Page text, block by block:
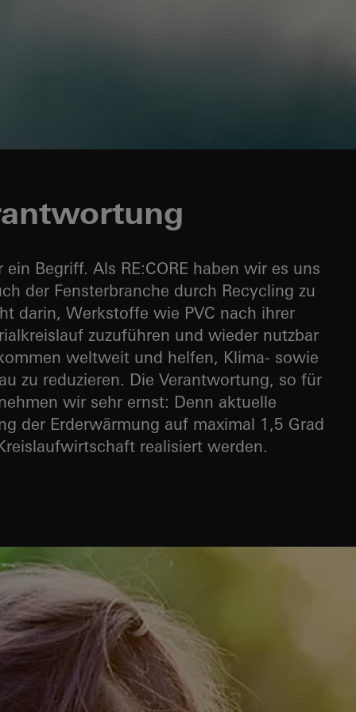
Begriff. Als RE:CORE haben wir es uns
der Fensterbranche durch Recycling zu
darin, Werkstoffe wie PVC nach ihrer
zuzuführen und wieder nutzbar
weltweit und helfen, Klima- sowie
zu reduzieren. Die Verantwortung, so für
wir sehr ernst: Denn aktuelle
der Erderwärmung auf maximal 1,5 Grad
realisiert werden.